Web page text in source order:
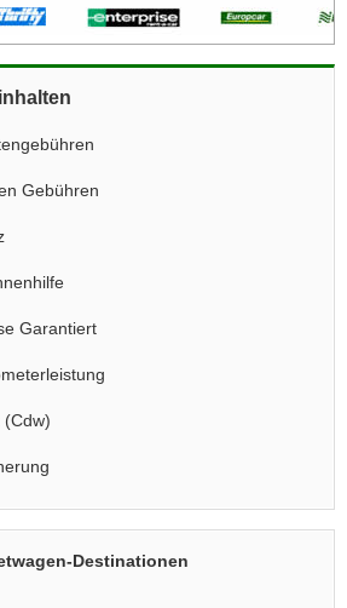
Gebühren
Garantiert
(Cdw)
Destinationen